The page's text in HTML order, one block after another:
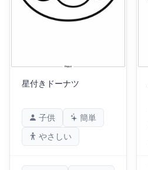
星付きドーナツ
子供
簡単
やさしい